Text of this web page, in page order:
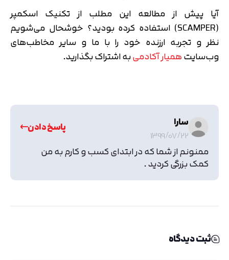
آیا پیش از مطالعه این مطلب از تکنیک اسکمپر
(SCAMPER) استفاده کرده بودید؟ خوشحال می‌شویم
نظر و تجربه ارزنده‌ خود را با ما و سایر مخاطب‌های
وب‌سایتهمیار آکادمیبه اشتراک بگذارید.
سارا
1399/07/22
پاسخ دادن
ممنونم از شما که در ابتدای کسب و کارم به من
کمک بزرگی کردید .
ثبت دیدگاه